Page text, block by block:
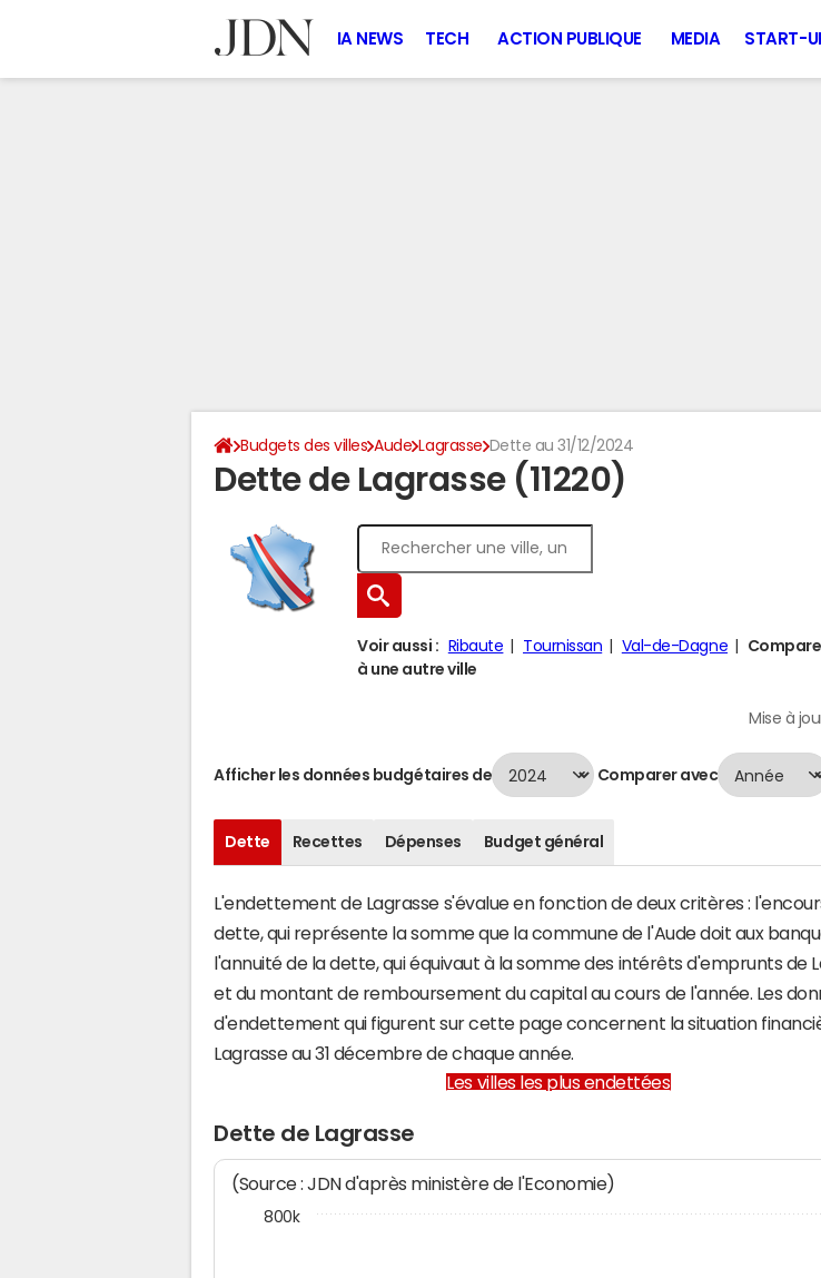
IA NEWS TECH ACTION PUBLIQUE MEDIA START-
Budgets des villes Aude Lagrasse Dette au 31/12/2024
Dette de Lagrasse (11220)
Voir aussi : Ribaute Tournissan Val-de-Dagne
à une autre ville
Mise à
Afficher les données budgétaires de Comparer avec
Dette Recettes Dépenses Budget général
L'endettement de Lagrasse s'évalue en fonction de deux critères :
dette, qui représente la somme que la commune de l'Aude doit aux
l'annuité de la dette, qui équivaut à la somme des intérêts d'emprunts de
et du montant de remboursement du capital au cours de l'année. Les
d'endettement qui figurent sur cette page concernent la situation
Lagrasse au 31 décembre de chaque année.
Les villes les plus endettées
Dette de Lagrasse
(Source : JDN d'après ministère de l'Economie)
800k